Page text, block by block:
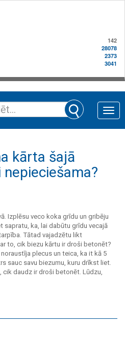
142
28078
2373
3041
Toggle
kārta šajā
Izplēsu veco koka grīdu un gribēju
sapratu, ka, lai dabūtu grīdu vecajā
Tātad vajadzētu likt
to, cik biezu kārtu ir droši betonēt?
plecus un teica, ka it kā 5
sauc savu biezumu, kuru drīkst liet.
daudz ir droši betonēt. Lūdzu,